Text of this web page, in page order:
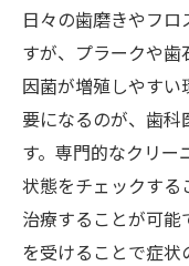
日々の歯磨きやフ
すが、プラークや
因菌が増殖しやすい
要になるのが、歯
す。専門的なクリー
状態をチェックする
治療することが可能
を受けることで症